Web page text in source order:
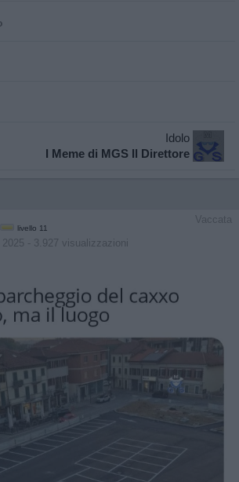
Idolo
I Meme di MGS Il Direttore
Vaccata
livello 11
- 3.927 visualizzazioni